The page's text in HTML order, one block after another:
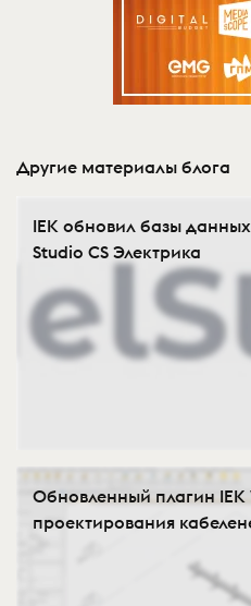
Другие материалы блога
IEK обновил базы
Studio CS Электрика
Обновленный плагин IEK
проектирования